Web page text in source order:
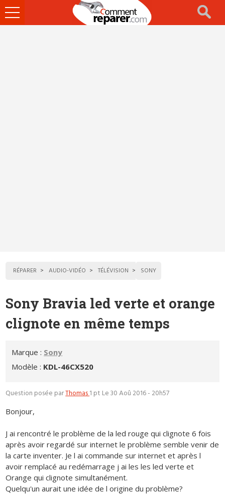
Ouvrir
le
RÉPARER AUDIO-VIDÉO TÉLÉVISION SONY
Sony Bravia led verte et orange
clignote en même temps
Marque : Sony
Modèle : KDL-46CX520
Question posée parThomas1 pt Le 30 Aoû 2016 - 20h57
Bonjour,
J ai rencontré le problème de la led rouge qui clignote 6 fois
après avoir regardé sur internet le problème semble venir de
la carte inventer. Je l ai commande sur internet et après l
avoir remplacé au redémarrage j ai les les led verte et
Orange qui clignote simultanément.
Quelqu'un aurait une idée de l origine du problème?